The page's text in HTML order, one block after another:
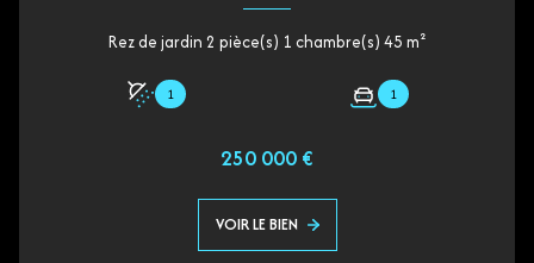
Rez de jardin 2 pièce(s) 1 chambre(s) 45 m²
1 1
250 000 €
VOIR LE BIEN